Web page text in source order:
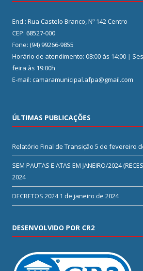
End.: Rua Castelo Branco, Nº 142 Centro
CEP: 68527-000
Fone: (94) 99266-9855
Horário de atendimento: 08:00 às 14:00 |
feira às 19:00h
E-mail: camaramunicipal.afpa@gmail.com
ÚLTIMAS PUBLICAÇÕES
Relatório Final de Transição 5 de fevereiro
SEM PAUTAS E ATAS EM JANEIRO/2024
2024
DECRETOS 2024 1 de janeiro de 2024
DESENVOLVIDO POR CR2